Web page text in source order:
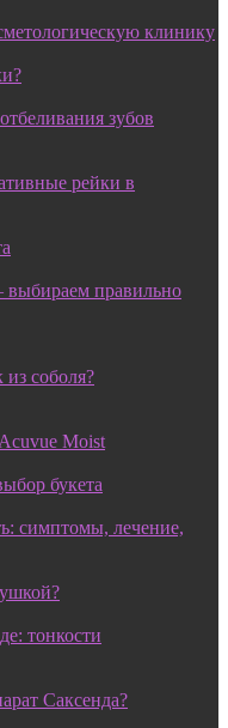
клинику
зубов
рейки в
выбираем правильно
соболя?
Moist
букета
симптомы, лечение,
тонкости
Саксенда?